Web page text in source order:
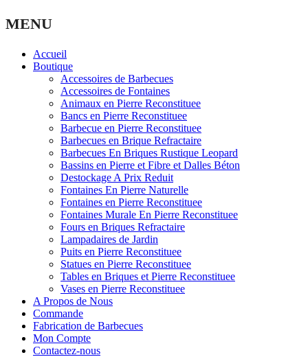
MENU
Accueil
Boutique
Accessoires de Barbecues
Accessoires de Fontaines
Animaux en Pierre Reconstituee
Bancs en Pierre Reconstituee
Barbecue en Pierre Reconstituee
Barbecues en Brique Refractaire
Barbecues En Briques Rustique Leopard
Bassins en Pierre et Fibre et Dalles Béton
Destockage A Prix Reduit
Fontaines En Pierre Naturelle
Fontaines en Pierre Reconstituee
Fontaines Murale En Pierre Reconstituee
Fours en Briques Refractaire
Lampadaires de Jardin
Puits en Pierre Reconstituee
Statues en Pierre Reconstituee
Tables en Briques et Pierre Reconstituee
Vases en Pierre Reconstituee
A Propos de Nous
Commande
Fabrication de Barbecues
Mon Compte
Contactez-nous